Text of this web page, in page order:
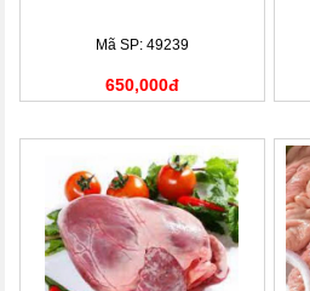
Mã SP: 49239
650,000đ